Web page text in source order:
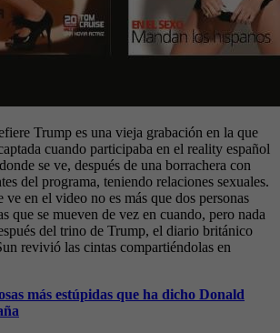
Trump es una vieja grabación en la que
cuando participaba en el reality español
se ve, después de una borrachera con
del programa, teniendo relaciones sexuales.
ve en el video no es más que dos personas
que se mueven de vez en cuando, pero nada
del trino de Trump, el diario británico
revivió las cintas compartiéndolas en
más estúpidas que ha dicho Donald